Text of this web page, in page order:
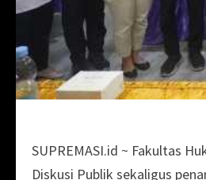
SUPREMASI.id ~ Fakultas
Diskusi Publik sekaligus